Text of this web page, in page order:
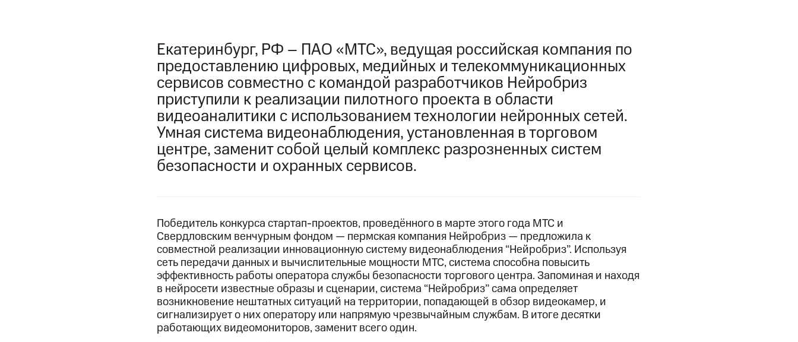
Екатеринбург, РФ – ПАО «МТС», ведущая российская компания по
предоставлению цифровых, медийных и телекоммуникационных
сервисов совместно с командой разработчиков Нейробриз
приступили к реализации пилотного проекта в области
видеоаналитики с использованием технологии нейронных сетей.
Умная система видеонаблюдения, установленная в торговом
центре, заменит собой целый комплекс разрозненных систем
безопасности и охранных сервисов.
Победитель конкурса стартап-проектов, проведённого в марте этого года МТС и
Свердловским венчурным фондом — пермская компания Нейробриз — предложила к
совместной реализации инновационную систему видеонаблюдения “Нейробриз”. Используя
сеть передачи данных и вычислительные мощности МТС, система способна повысить
эффективность работы оператора службы безопасности торгового центра. Запоминая и находя
в нейросети известные образы и сценарии, система “Нейробриз” сама определяет
возникновение нештатных ситуаций на территории, попадающей в обзор видеокамер, и
сигнализирует о них оператору или напрямую чрезвычайным службам. В итоге десятки
работающих видеомониторов, заменит всего один.